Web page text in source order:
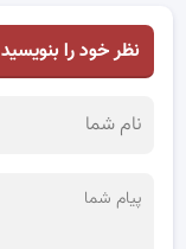
نظر خود را بنویسید